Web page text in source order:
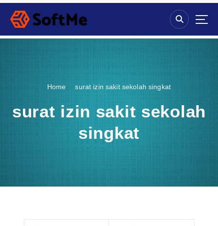
S
p
Home surat izin sakit sekolah singkat
surat izin sakit sekolah
singkat